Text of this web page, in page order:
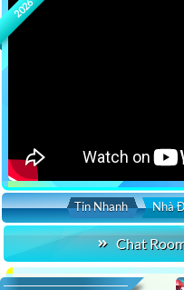
2026
Tin Nhanh Nhà
Chat